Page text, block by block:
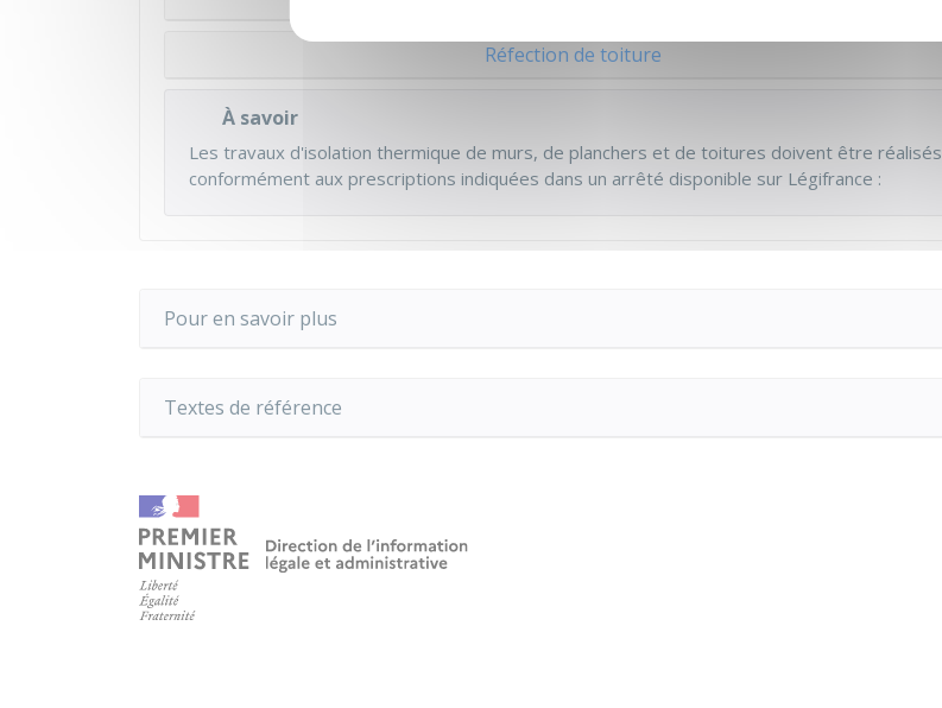
Réfection de toiture
À savoir
Les travaux d'isolation thermique de murs, de planchers et de toitures doivent être réalisés
conformément aux prescriptions indiquées dans un arrêté disponible sur Légifrance :
Pour en savoir plus
Textes de référence